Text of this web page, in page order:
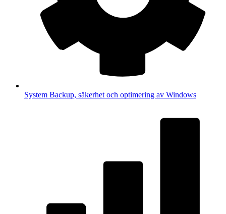
System Backup, säkerhet och optimering av Windows